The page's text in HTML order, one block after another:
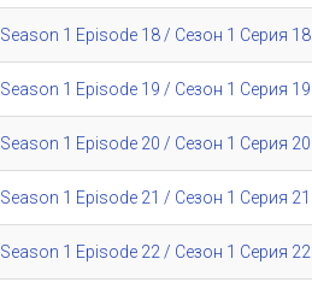
Season 1 Episode 18 / Сезон 1 Серия 18
Season 1 Episode 19 / Сезон 1 Серия 19
Season 1 Episode 20 / Сезон 1 Серия 20
Season 1 Episode 21 / Сезон 1 Серия 21
Season 1 Episode 22 / Сезон 1 Серия 22